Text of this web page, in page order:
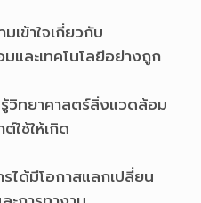
เข้าใจเกี่ยวกับ
และเทคโนโลยีอย่างถูก
รู้วิทยาศาสตร์สิ่งแวดล้อม
ใช้ให้เกิด
รได้มีโอกาสแลกเปลี่ยน